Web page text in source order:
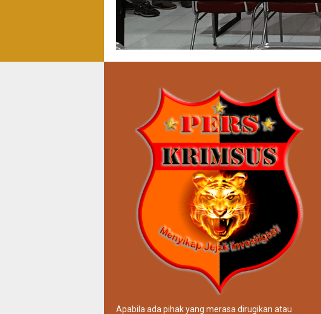
Apabila ada pihak yang merasa dirugikan atau